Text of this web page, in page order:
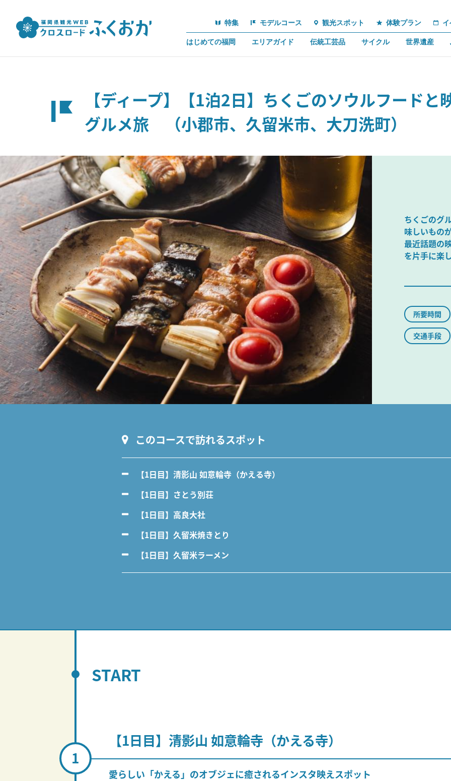
特集 モデルコース 観光スポット 体験プラン
はじめての福岡 エリアガイド 伝統工芸品 サイクル 世界遺産
【ディープ】【1泊2日】ちくごのソウルフード
グルメ旅 （小郡市、久留米市、大刀洗町）
ちくごのグ
味しいもの
最近話題の
を片手に楽
所要時間
交通手段
このコースで訪れるスポット
【1日目】清影山 如意輪寺（かえる寺）
【1日目】さとう別荘
【1日目】高良大社
【1日目】久留米焼きとり
【1日目】久留米ラーメン
START
【1日目】清影山 如意輪寺（かえる寺）
愛らしい「かえる」のオブジェに癒されるインスタ映えスポット